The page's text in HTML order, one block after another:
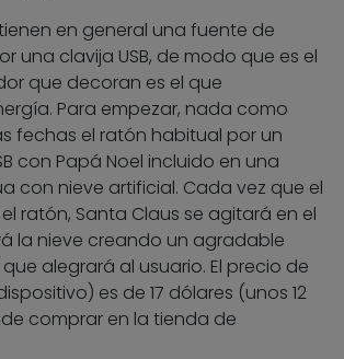
en general una fuente de
una clavija USB, de modo que es el
que decoran es el que
Para empezar, nada como
fechas el ratón habitual por un
con Papá Noel incluido en una
con nieve artificial. Cada vez que el
ratón, Santa Claus se agitará en el
la nieve creando un agradable
alegrará al usuario. El precio de
es de 17 dólares (unos 12
comprar en la tienda de